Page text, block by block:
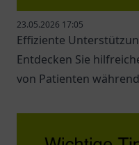
23.05.2026 17:05
Effiziente
Entdecken Sie
von Patienten